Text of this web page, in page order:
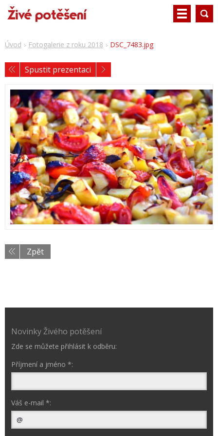
Úvod Fotogalerie z roku 2018 DSC_7483.jpg
Spustit prezentaci
Zpět
Novinky Živého potěšení
Zde se můžete přihlásit k odběru:
Příjmení a jméno *:
Váš e-mail *: